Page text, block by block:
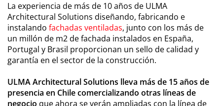
La experiencia de más de 10 años de ULMA
Architectural Solutions diseñando, fabricando e
instalando fachadas ventiladas, junto con los más de
un millón de m2 de fachada instalados en España,
Portugal y Brasil proporcionan un sello de calidad y
garantía en el sector de la construcción.
ULMA Architectural Solutions lleva más de 15 años de
presencia en Chile comercializando otras líneas de
negocio que ahora se verán ampliadas con la línea de